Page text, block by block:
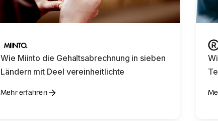
Wie Miinto die Gehaltsabrechnung in sieben
Ländern mit Deel vereinheitlichte
Mehr erfahren